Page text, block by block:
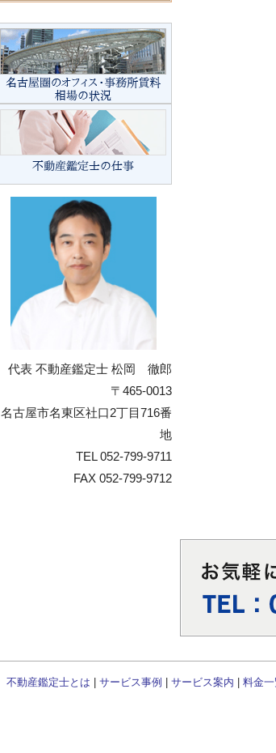
代表 不動産鑑定士 松岡 徹郎
〒465-0013
名古屋市名東区社口2丁目716番
地
TEL 052-799-9711
FAX 052-799-9712
不動産鑑定士とは サービス事例 サービス案内 料金一